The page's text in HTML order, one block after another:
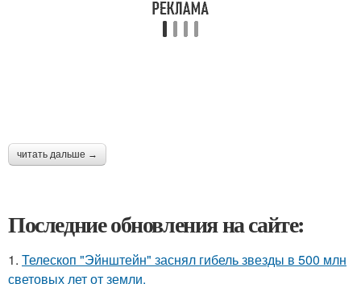
читать дальше →
Последние обновления на сайте:
1. Телескоп "Эйнштейн" заснял гибель звезды в 500 млн
световых лет от земли.